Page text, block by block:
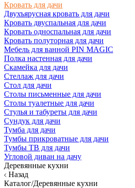
Кровать для дачи
Двухъярусная кровать для дачи
Кровать двуспальная для дачи
Кровать односпальная для дачи
Кровать полуторная для дачи
Мебель для ванной PIN MAGIC
Полка настенная для дачи
Скамейка для дачи
Стеллаж для дачи
Стол для дачи
Столы письменные для дачи
Столы туалетные для дачи
Стулья и табуреты для дачи
Сундук для дачи
Тумба для дачи
Тумбы прикроватные для дачи
Тумбы ТВ для дачи
Угловой диван на дачу
Деревянные кухни
Назад
Каталог/Деревянные кухни